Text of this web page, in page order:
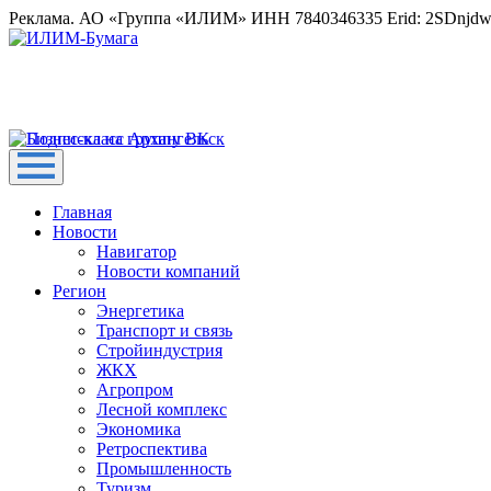
Реклама. АО «Группа «ИЛИМ» ИНН 7840346335 Erid:
Главная
Новости
Навигатор
Новости компаний
Регион
Энергетика
Транспорт и связь
Стройиндустрия
ЖКХ
Агропром
Лесной комплекс
Экономика
Ретроспектива
Промышленность